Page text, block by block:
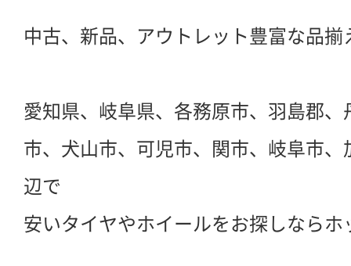
中古、新品、アウトレット豊富な品揃
愛知県、岐阜県、各務原市、羽島郡
市、犬山市、可児市、関市、岐阜市
辺で
安いタイヤやホイールをお探しなら